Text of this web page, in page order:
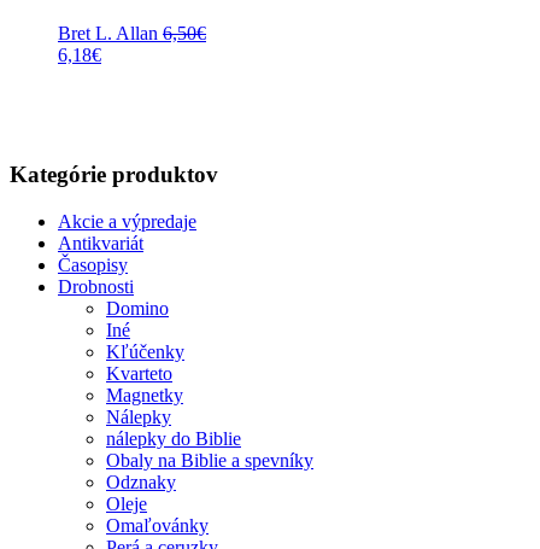
Bret L. Allan 6,50€
Pôvodná
6,18€Aktuálna
Kategórie produktov
Akcie a výpredaje
Antikvariát
Časopisy
Drobnosti
Domino
Iné
Kľúčenky
Kvarteto
Magnetky
Nálepky
nálepky do Biblie
Obaly na Biblie a spevníky
Odznaky
Oleje
Omaľovánky